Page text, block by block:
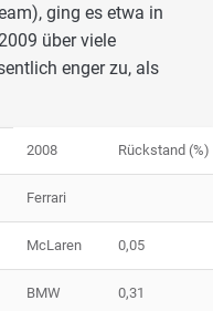
ging es etwa in
über viele
enger zu, als
2008 Rückstand (%)
Ferrari
McLaren 0,05
BMW 0,31